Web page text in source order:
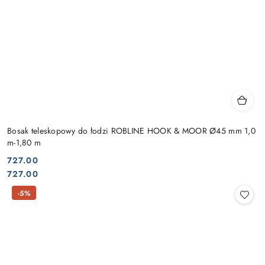
Bosak teleskopowy do łodzi ROBLINE HOOK & MOOR Ø45 mm 1,0
m-1,80 m
Cena:
727.00
Cena:
727.00
-5%